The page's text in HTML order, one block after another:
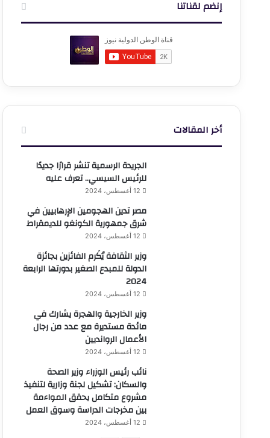
إنضم لقناتنا
أخر المقالات
الجريدة الرسمية تنشر قرارًا جديدًا
للرئيس السيسي.. تعرف عليه
12 أغسطس، 2024
مصر تدين الهجومين الإرهابيين في
شرق جمهورية الكونغو للديمقراط
12 أغسطس، 2024
وزير الثقافة يُكَرم الفائزين بجائزة
الدولة للمبدع الصغير بدورتها الرابعة
2024
12 أغسطس، 2024
وزير الخارجية والهجرة يشارك في
مائدة مستديرة مع عدد من رجال
الأعمال الروانديين
12 أغسطس، 2024
نائب رئيس الوزراء وزير الصحة
والسكان: تشكيل لجنة وزارية لتنفيذ
مشروع متكامل يحقق المواءمة
بين مخرجات الدراسة وسوق العمل
12 أغسطس، 2024